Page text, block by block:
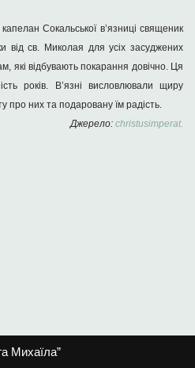
капелан Сокальської в’язниці священик
від св. Миколая для усіх засуджених
які відбувають покарання довічно. Ця
років. В’язні висловлювали щиру
про них та подаровану їм радість.
Джерело: christusimperat.
Михаїла”